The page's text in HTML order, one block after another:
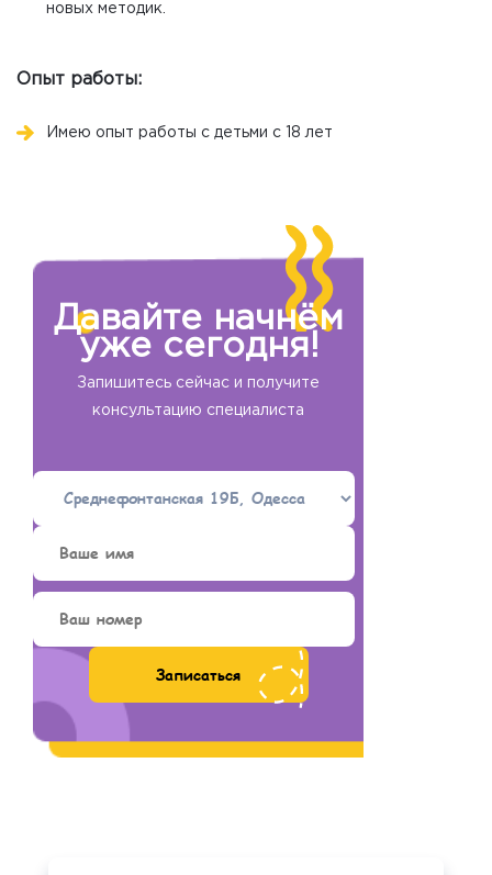
новых методик.
Опыт работы:
Имею опыт работы с детьми с 18 лет
Давайте начнём
уже сегодня!
Запишитесь сейчас и получите
консультацию специалиста